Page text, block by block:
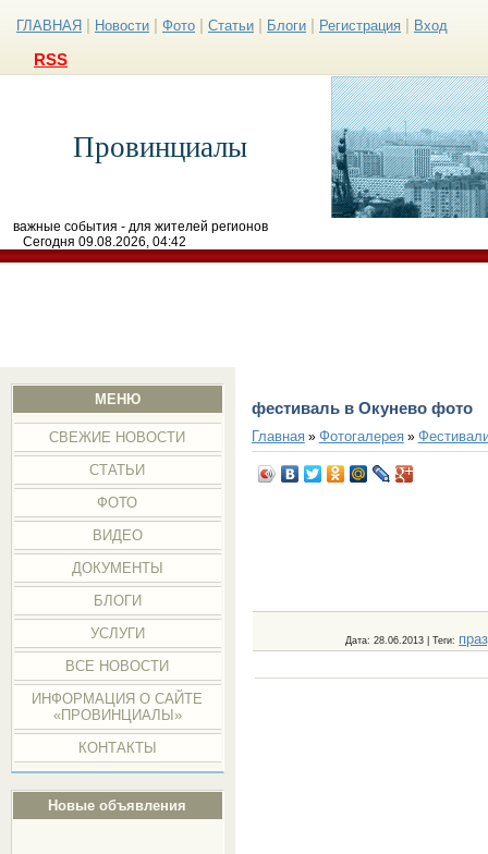
ГЛАВНАЯ Новости Фото Статьи Блоги Регистрация Вход
RSS
Провинциалы
важные события - для жителей регионов
Сегодня 09.08.2026, 04:42
МЕНЮ
СВЕЖИЕ НОВОСТИ
СТАТЬИ
ФОТО
ВИДЕО
ДОКУМЕНТЫ
БЛОГИ
УСЛУГИ
ВСЕ НОВОСТИ
ИНФОРМАЦИЯ О САЙТЕ
«ПРОВИНЦИАЛЫ»
КОНТАКТЫ
Новые объявления
фестиваль в Окунево фото
Главная» Фотогалерея»
Дата: 28.06.2013 |Теги: